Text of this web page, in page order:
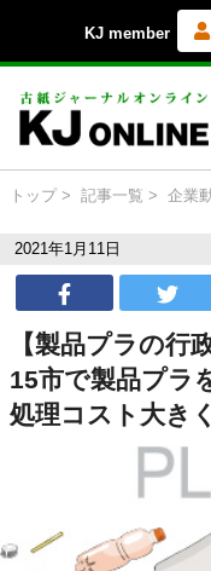
KJ member
トップ 記事一覧 企業
2021年1月11日
【製品プラの行
15市で製品プラ
処理コスト大き